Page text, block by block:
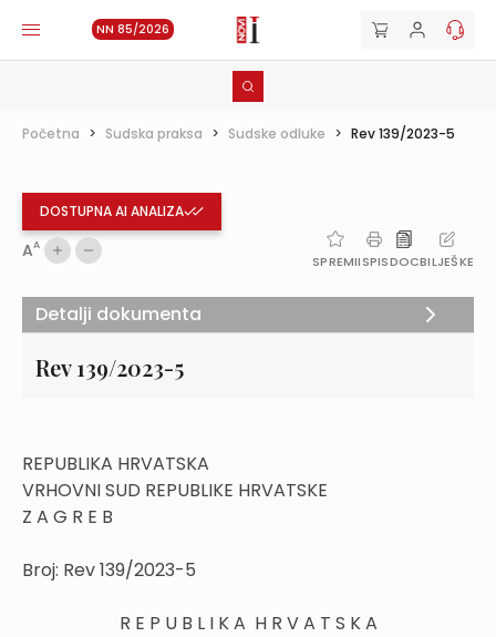
NN 85/2026
Početna > Sudska praksa > Sudske odluke > Rev 139/2023-5
DOSTUPNA AI ANALIZA
AA
SPREMIISPISDOCBILJEŠKE
Rev 139/2023-5
REPUBLIKA HRVATSKA
VRHOVNI SUD REPUBLIKE HRVATSKE
Z A G R E B
Broj: Rev 139/2023-5
R E P U B L I K A H R V A T S K A
Detalji dokumenta